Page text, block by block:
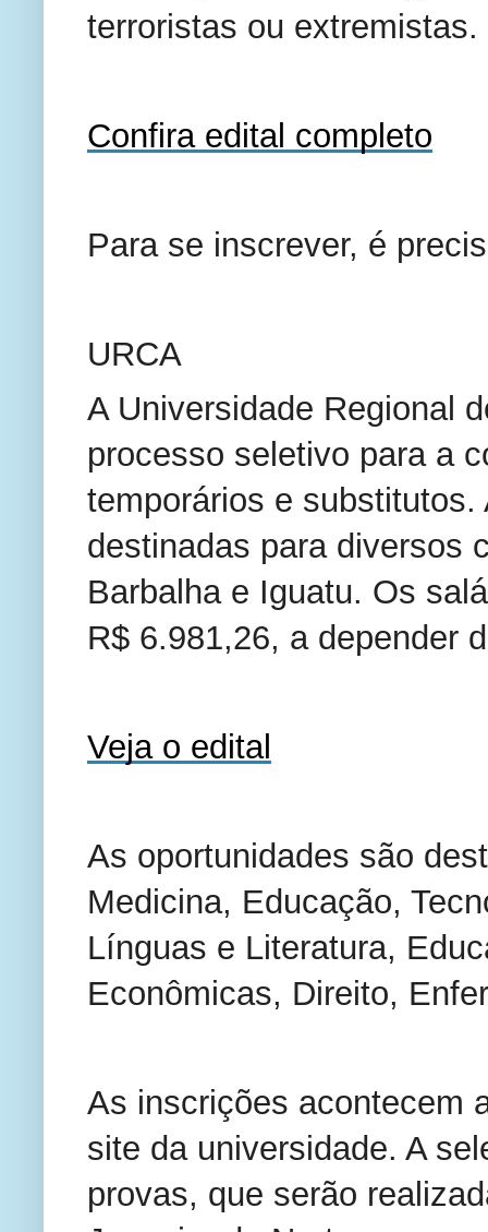
terroristas ou extremistas.
Confira edital completo
Para se inscrever, é
URCA
A Universidade Regional
processo seletivo para a
temporários e
destinadas para diversos
Barbalha e Iguatu. Os
R$ 6.981,26, a depender
Veja o edital
As oportunidades são
Medicina, Educação,
Línguas e Literatura,
Econômicas, Direito,
As inscrições acontecem
site da universidade. A
provas, que serão